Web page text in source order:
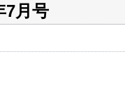
7月号